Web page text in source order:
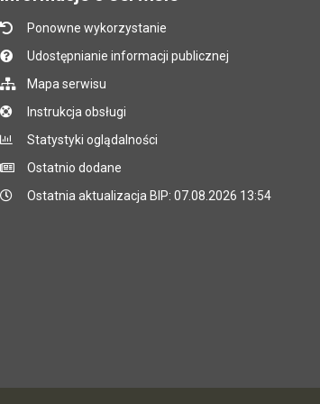
Ponowne wykorzystanie
Udostępnianie informacji publicznej
Mapa serwisu
Instrukcja obsługi
Statystyki oglądalności
Ostatnio dodane
Ostatnia aktualizacja BIP: 07.08.2026 13:54